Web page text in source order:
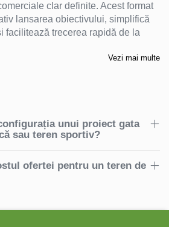
clar definite. Acest format
lansarea obiectivului, simplifică
facilitează trecerea rapidă de la
Vezi mai multe
unui proiect gata
sau teren sportiv?
ofertei pentru un teren de